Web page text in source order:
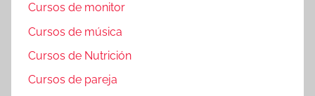
Cursos de monitor
Cursos de música
Cursos de Nutrición
Cursos de pareja